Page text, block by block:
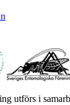
utförs i